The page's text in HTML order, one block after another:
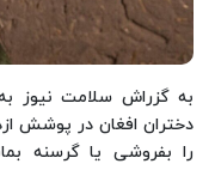
به گزراش سلامت نیوز
دختران افغان در پوشش
را بفروشی یا گرسنه